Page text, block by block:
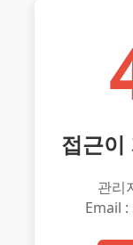
접근이
관리
Email